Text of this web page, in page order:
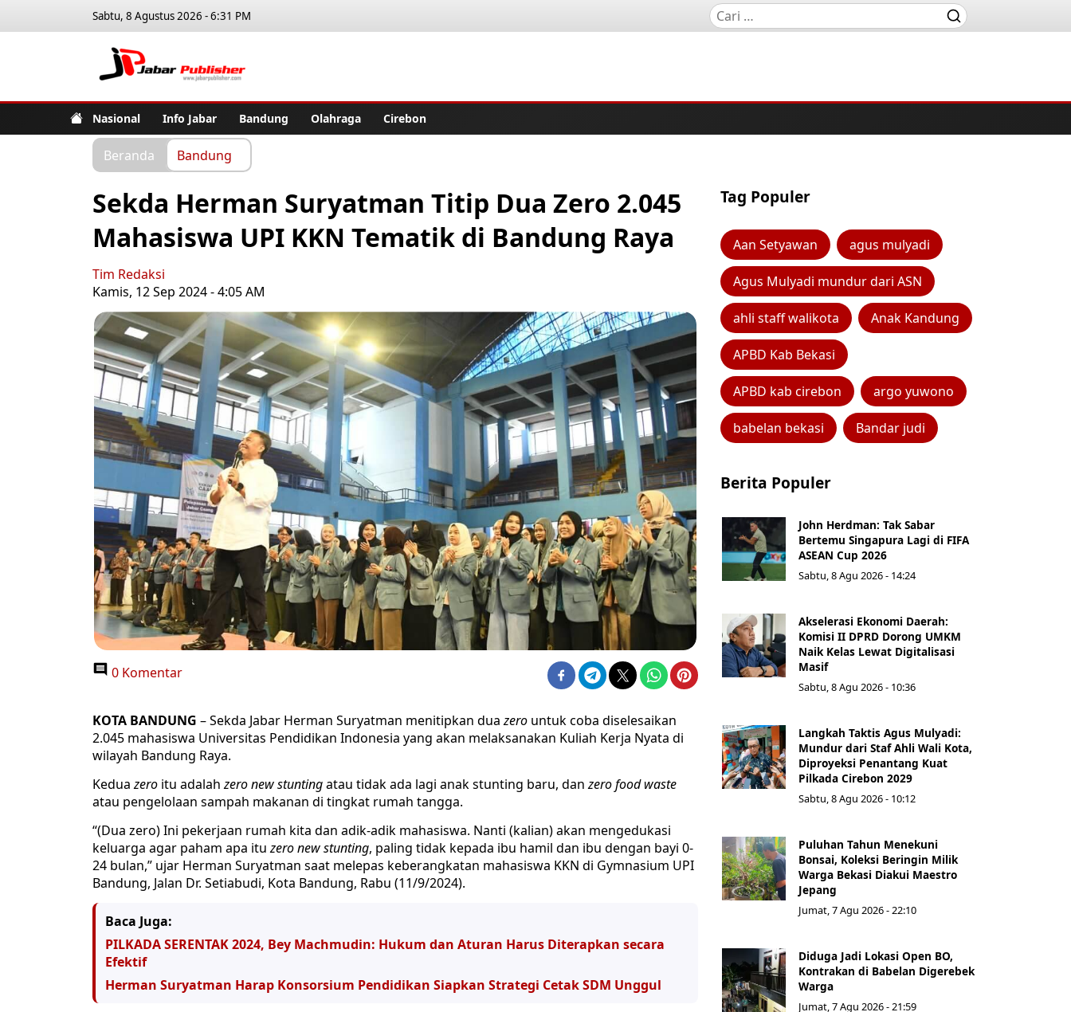
Sabtu, 8 Agustus 2026 - 6:31 PM
Nasional Info Jabar Bandung Olahraga Cirebon
Beranda Bandung
Sekda Herman Suryatman Titip Dua Zero 2.045
Mahasiswa UPI KKN Tematik di Bandung Raya
Tim Redaksi
Kamis, 12 Sep 2024 - 4:05 AM
0 Komentar
KOTA BANDUNG – Sekda Jabar Herman Suryatman menitipkan duazero untuk coba diselesaikan
2.045 mahasiswa Universitas Pendidikan Indonesia yang akan melaksanakan Kuliah Kerja Nyata di
wilayah Bandung Raya.
Keduazero itu adalahzero new stuntingatau tidak ada lagi anak stunting baru, danzero food waste
atau pengelolaan sampah makanan di tingkat rumah tangga.
“(Dua zero) Ini pekerjaan rumah kita dan adik-adik mahasiswa. Nanti (kalian) akan mengedukasi
keluarga agar paham apa ituzero new stunting, paling tidak kepada ibu hamil dan ibu dengan bayi 0-
24 bulan,” ujar Herman Suryatman saat melepas keberangkatan mahasiswa KKN di Gymnasium UPI
Bandung, Jalan Dr. Setiabudi, Kota Bandung, Rabu (11/9/2024).
Baca Juga:
PILKADA SERENTAK 2024, Bey Machmudin: Hukum dan Aturan Harus Diterapkan secara
Efektif
Herman Suryatman Harap Konsorsium Pendidikan Siapkan Strategi Cetak SDM Unggul
Tag Populer
Aan Setyawan agus mulyadi
Agus Mulyadi mundur dari ASN
ahli staff walikota Anak Kandung
APBD Kab Bekasi
APBD kab cirebon argo yuwono
babelan bekasi Bandar judi
Berita Populer
John Herdman: Tak Sabar
Bertemu Singapura Lagi di FIFA
ASEAN Cup 2026
Sabtu, 8 Agu 2026 - 14:24
Akselerasi Ekonomi Daerah:
Komisi II DPRD Dorong UMKM
Naik Kelas Lewat Digitalisasi
Masif
Sabtu, 8 Agu 2026 - 10:36
Langkah Taktis Agus Mulyadi:
Mundur dari Staf Ahli Wali Kota,
Diproyeksi Penantang Kuat
Pilkada Cirebon 2029
Sabtu, 8 Agu 2026 - 10:12
Puluhan Tahun Menekuni
Bonsai, Koleksi Beringin Milik
Warga Bekasi Diakui Maestro
Jepang
Jumat, 7 Agu 2026 - 22:10
Diduga Jadi Lokasi Open BO,
Kontrakan di Babelan Digerebek
Warga
Jumat, 7 Agu 2026 - 21:59